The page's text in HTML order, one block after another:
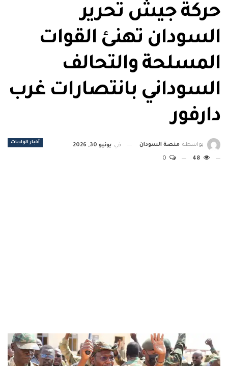
حركة جيش تحرير
السودان تهنئ القوات
المسلحة والتحالف
السوداني بانتصارات غرب
دارفور
أخبار الولايات بواسطة منصة السودان في يونيو 30, 2026
48